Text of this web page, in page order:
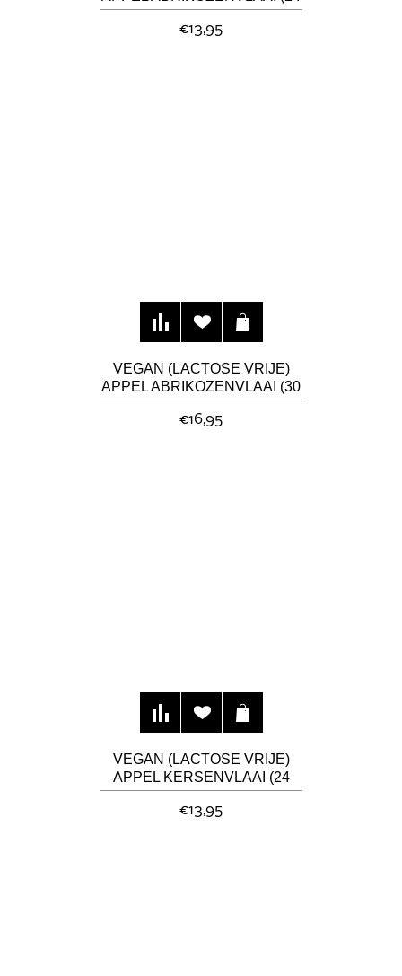
CM)
€13,95
VEGAN (LACTOSE VRIJE)
APPEL ABRIKOZENVLAAI (30
CM)
€16,95
VEGAN (LACTOSE VRIJE)
APPEL KERSENVLAAI (24
CM)
€13,95